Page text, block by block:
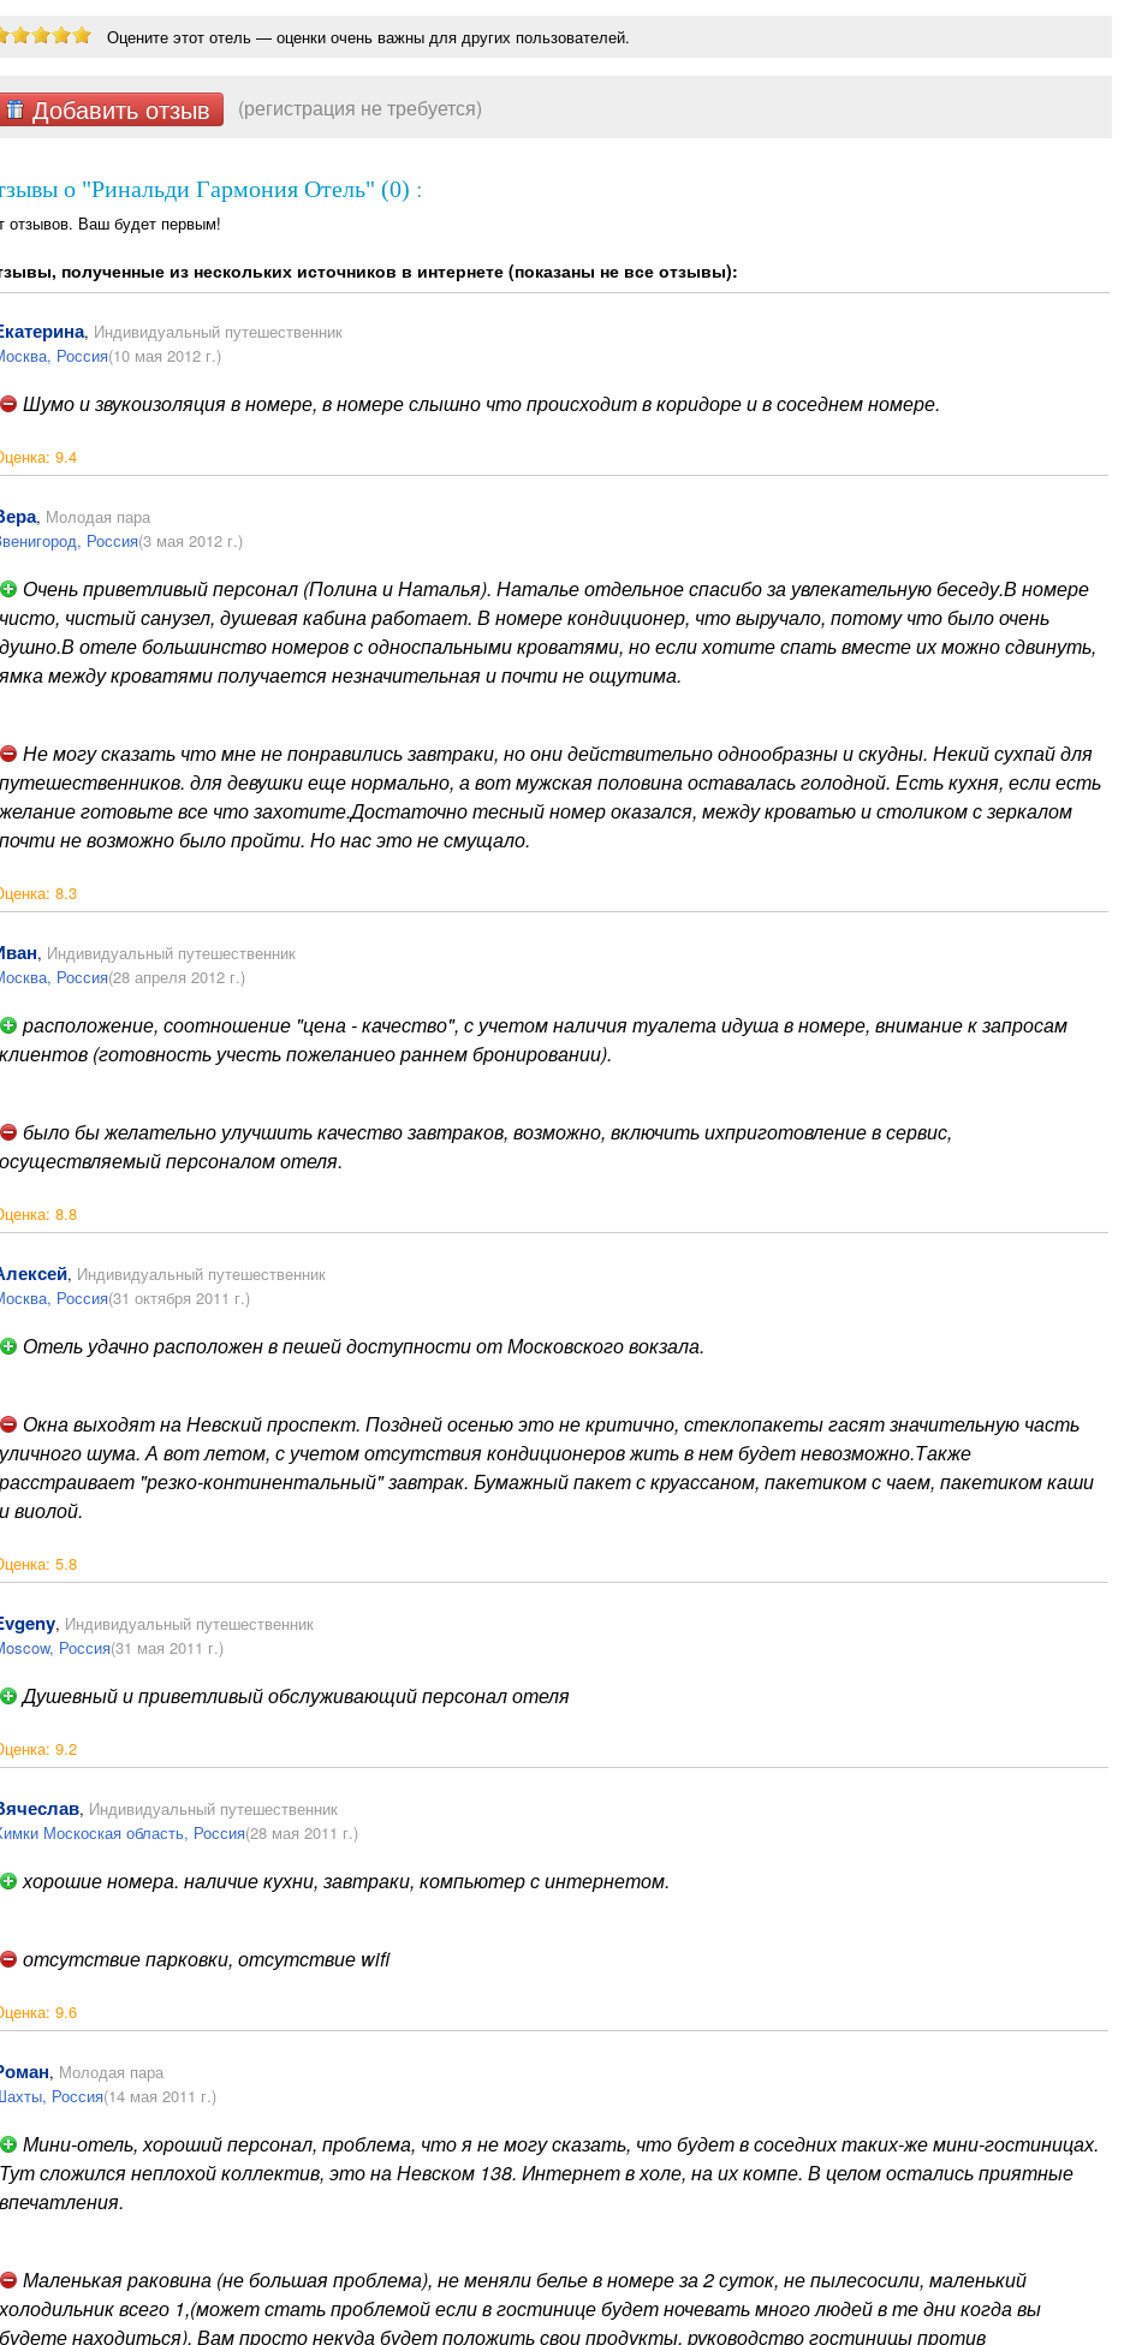
Оцените этот отель — оценки очень важны для других пользователей.
Добавить отзыв (регистрация не требуется)
о "Ринальди Гармония Отель" (0) :
отзывов. Ваш будет первым!
полученные из нескольких источников в интернете (показаны не все отзывы):
, Индивидуальный путешественник
Россия(10 мая 2012 г.)
Шумо и звукоизоляция в номере, в номере слышно что происходит в коридоре и в соседнем номере.
9.4
, Молодая пара
Россия(3 мая 2012 г.)
Очень приветливый персонал (Полина и Наталья). Наталье отдельное спасибо за увлекательную беседу.В номере
чисто, чистый санузел, душевая кабина работает. В номере кондиционер, что выручало, потому что было очень
душно.В отеле большинство номеров с односпальными кроватями, но если хотите спать вместе их можно сдвинуть,
ямка между кроватями получается незначительная и почти не ощутима.
Не могу сказать что мне не понравились завтраки, но они действительно однообразны и скудны. Некий сухпай для
путешественников. для девушки еще нормально, а вот мужская половина оставалась голодной. Есть кухня, если есть
желание готовьте все что захотите.Достаточно тесный номер оказался, между кроватью и столиком с зеркалом
почти не возможно было пройти. Но нас это не смущало.
8.3
, Индивидуальный путешественник
Россия(28 апреля 2012 г.)
расположение, соотношение "цена - качество", с учетом наличия туалета идуша в номере, внимание к запросам
клиентов (готовность учесть пожеланиео раннем бронировании).
было бы желательно улучшить качество завтраков, возможно, включить ихприготовление в сервис,
осуществляемый персоналом отеля.
8.8
, Индивидуальный путешественник
Россия(31 октября 2011 г.)
Отель удачно расположен в пешей доступности от Московского вокзала.
Окна выходят на Невский проспект. Поздней осенью это не критично, стеклопакеты гасят значительную часть
уличного шума. А вот летом, с учетом отсутствия кондиционеров жить в нем будет невозможно.Также
расстраивает "резко-континентальный" завтрак. Бумажный пакет с круассаном, пакетиком с чаем, пакетиком каши
и виолой.
5.8
, Индивидуальный путешественник
Россия(31 мая 2011 г.)
Душевный и приветливый обслуживающий персонал отеля
9.2
, Индивидуальный путешественник
Москоская область, Россия(28 мая 2011 г.)
хорошие номера. наличие кухни, завтраки, компьютер с интернетом.
отсутствие парковки, отсутствие wifi
9.6
, Молодая пара
Россия(14 мая 2011 г.)
Мини-отель, хороший персонал, проблема, что я не могу сказать, что будет в соседних таких-же мини-гостиницах.
Тут сложился неплохой коллектив, это на Невском 138. Интернет в холе, на их компе. В целом остались приятные
впечатления.
Маленькая раковина (не большая проблема), не меняли белье в номере за 2 суток, не пылесосили, маленький
холодильник всего 1,(может стать проблемой если в гостинице будет ночевать много людей в те дни когда вы
будете находиться). Вам просто некуда будет положить свои продукты, руководство гостиницы против